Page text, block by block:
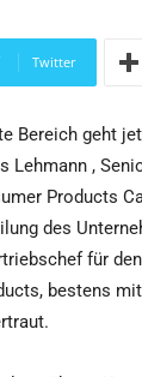
Twitter
Bereich geht
Lehmann ,
Products
des
für
bestens